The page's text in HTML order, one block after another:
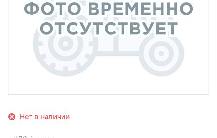
Нет в наличии